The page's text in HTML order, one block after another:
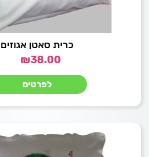
כרית סאטן אגוזים
₪38.00
לפרטים